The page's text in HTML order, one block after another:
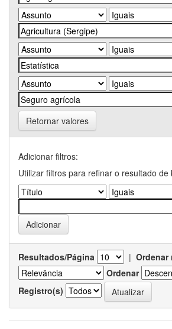
Retornar valores
Adicionar filtros:
Utilizar filtros para refinar o resultado de
Resultados/Página |
Ordenar
Registro(s)